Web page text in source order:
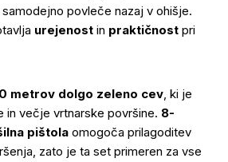
povleče nazaj v ohišje.
urejenost in praktičnost pri
metrov dolgo zeleno cev, ki je
in večje vrtnarske površine. 8-
pištola omogoča prilagoditev
zato je ta set primeren za vse